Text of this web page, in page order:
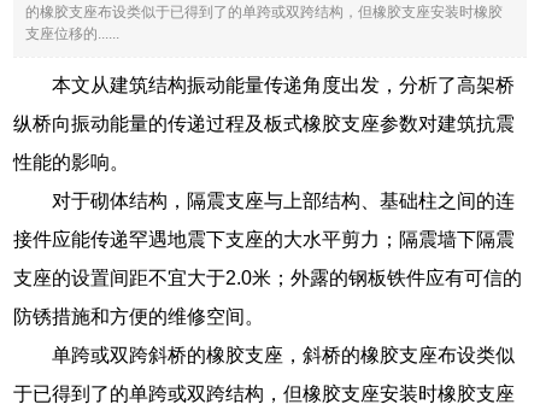
的橡胶支座布设类似于已得到了的单跨或双跨结构，但橡胶支座安装时橡胶
支座位移的......
本文从建筑结构振动能量传递角度出发，分析了高架桥
纵桥向振动能量的传递过程及板式橡胶支座参数对建筑抗震
性能的影响。
对于砌体结构，隔震支座与上部结构、基础柱之间的连
接件应能传递罕遇地震下支座的大水平剪力；隔震墙下隔震
支座的设置间距不宜大于2.0米；外露的钢板铁件应有可信的
防锈措施和方便的维修空间。
单跨或双跨斜桥的橡胶支座，斜桥的橡胶支座布设类似
于已得到了的单跨或双跨结构，但橡胶支座安装时橡胶支座